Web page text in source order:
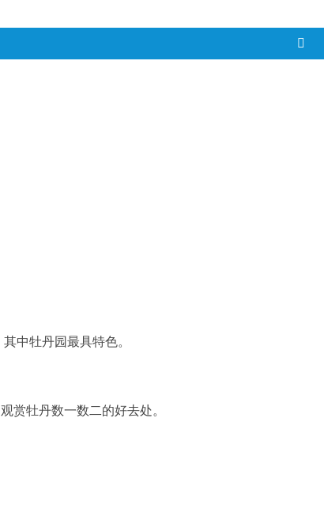
中牡丹园最具特色。
赏牡丹数一数二的好去处。